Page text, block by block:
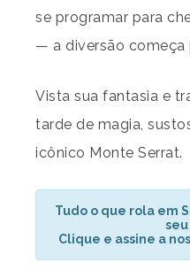
se programar para
— a diversão começa
Vista sua fantasia e
tarde de magia,
icônico Monte Serrat.
Tudo o que rola em
Clique e assine a